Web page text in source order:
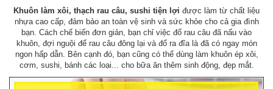
Khuôn làm xôi, thạch rau câu, sushi tiện lợi được làm từ chất liệu
nhựa cao cấp, đảm bảo an toàn vệ sinh và sức khỏe cho cả gia đình
bạn. Cách chế biến đơn giản, bạn chỉ việc đổ rau câu đã nấu vào
khuôn, đợi nguội để rau câu đông lại và đổ ra đĩa là đã có ngay món
ngon hấp dẫn. Bên cạnh đó, bạn cũng có thể dùng làm khuôn ép xôi,
cơm, sushi, bánh các loại... cho bữa ăn thêm sinh động, đẹp mắt.